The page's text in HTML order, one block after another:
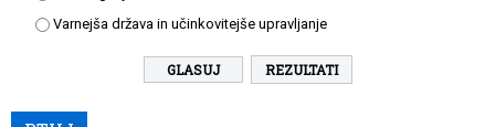
Varnejša država in učinkovitejše upravljanje
REZULTATI